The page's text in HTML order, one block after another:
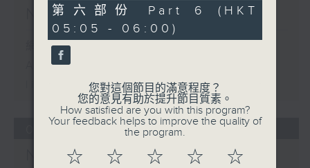
Night Music 長夜細聽
網上直播完畢稍後提供節目重溫。
Archive will be available after
live webcast
07/08/2026
Night Music 長夜細聽
55
minutes,
10
seconds
第六部份 Part 6 (HKT
05:05 - 06:00)
您對這個節目的滿意程度？
您的意見有助於提升節目質素。
How satisfied are you with this program?
Your feedback helps to improve the quality of
the program.
☆ ☆ ☆ ☆ ☆